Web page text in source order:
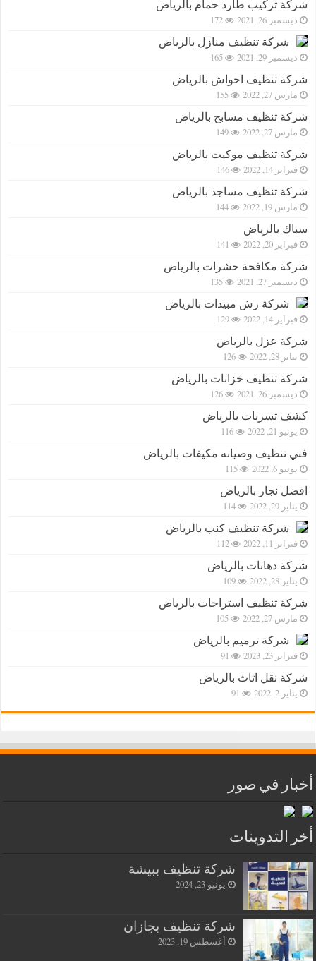
شركة تركيب طارد حمام بالرياض
ديسمبر 26, 2021 172
شركة تنظيف منازل بالرياض
ديسمبر 29, 2021 165
شركة تنظيف احواش بالرياض
مارس 27, 2022 155
شركة تنظيف مسابح بالرياض
مارس 27, 2022 149
شركة تنظيف موكيت بالرياض
فبراير 14, 2022 146
شركة تنظيف مساجد بالرياض
مارس 19, 2022 144
سباك بالرياض
فبراير 20, 2022 141
شركة مكافحة حشرات بالرياض
ديسمبر 27, 2021 135
شركة رش مبيدات بالرياض
فبراير 14, 2022 129
شركة عزل بالرياض
يناير 28, 2022 126
شركة تنظيف خزانات بالرياض
ديسمبر 26, 2021 126
كشف تسربات بالرياض
يونيو 21, 2022 116
فني تنظيف وصيانه مكيفات بالرياض
يونيو 6, 2022 115
افضل نجار بالرياض
يناير 29, 2022 114
شركة تنظيف كنب بالرياض
فبراير 11, 2022 112
شركة دهانات بالرياض
يناير 28, 2022 109
شركة تنظيف استراحات بالرياض
مارس 27, 2022 105
شركة ترميم بالرياض
فبراير 23, 2023 91
شركة نقل اثاث بالرياض
يناير 2, 2022 91
أخبار في صور
أخر التدوينات
شركة تنظيف ببيشة
يونيو 23, 2024
شركة تنظيف بجازان
أغسطس 19, 2023